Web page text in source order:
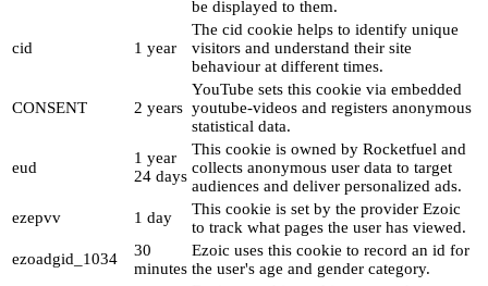
be displayed to them.
cid 1 year
The cid cookie helps to identify unique
visitors and understand their site
behaviour at different times.
CONSENT 2 years
YouTube sets this cookie via embedded
youtube-videos and registers anonymous
statistical data.
eud
1 year
24 days
This cookie is owned by Rocketfuel and
collects anonymous user data to target
audiences and deliver personalized ads.
ezepvv
1 day
This cookie is set by the provider Ezoic
to track what pages the user has viewed.
ezoadgid_1034
30
minutes
Ezoic uses this cookie to record an id for
the user's age and gender category.